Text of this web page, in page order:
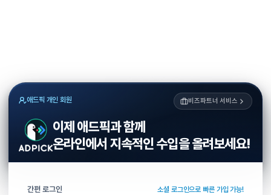
애드픽 개인 회원 비즈파트너 서비스
이제 애드픽과 함께
온라인에서 지속적인 수입을 올려보세요!
간편 로그인 소셜 로그인으로 빠른 가입 가능!